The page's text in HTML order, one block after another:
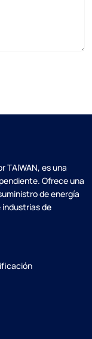
TAlWAN, es una
Ofrece una
de energía
industrias de